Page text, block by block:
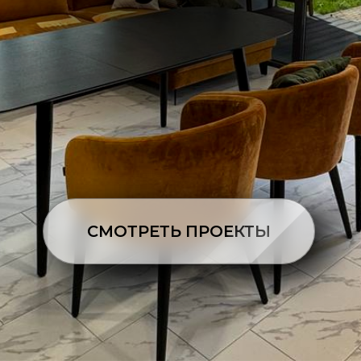
СМОТРЕТЬ ПРОЕКТЫ